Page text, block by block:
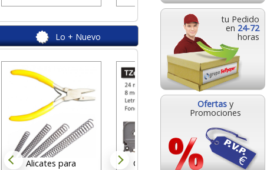
tu Pedido
en 24-72
horas
Ofertas y
Promociones
Lo + Nuevo
Alicates para
Cinta Rotuladora